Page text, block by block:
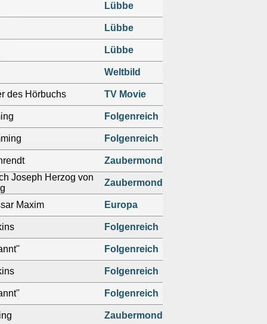
Lübbe
Lübbe
Lübbe
Weltbild
des Hörbuchs TV Movie
Folgenreich
Folgenreich
Zaubermond
Joseph Herzog von
Zaubermond
Maxim Europa
Folgenreich
Folgenreich
Folgenreich
Folgenreich
Zaubermond